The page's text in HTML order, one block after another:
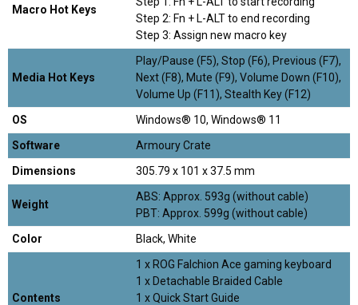
Macro Hot Keys
Step 2: Fn + L-ALT to end recording
Step 3: Assign new macro key
Media Hot Keys
Play/Pause (F5), Stop (F6), Previous (F7),
Next (F8), Mute (F9), Volume Down (F10),
Volume Up (F11), Stealth Key (F12)
OS
Windows® 10, Windows® 11
Software
Armoury Crate
Dimensions
305.79 x 101 x 37.5 mm
Weight
ABS: Approx. 593g (without cable)
PBT: Approx. 599g (without cable)
Color
Black, White
Contents
1 x ROG Falchion Ace gaming keyboard
1 x Detachable Braided Cable
1 x Quick Start Guide